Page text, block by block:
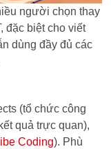
người chọn thay
đặc biệt cho viết
dùng đầy đủ các
(tổ chức công
quả trực quan),
Coding). Phù